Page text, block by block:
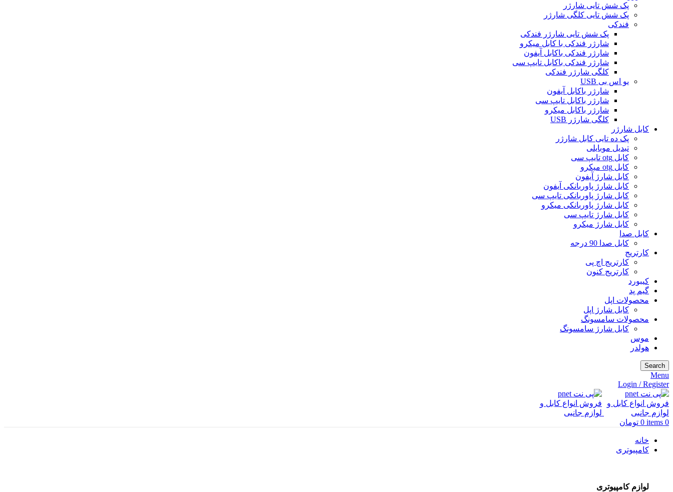
پک شش تایی شارژر
پک شش تایی کلگی شارژر
فندکی
پک شش تایی شارژر فندکی
شارژر فندکی با کابل میکرو
شارژر فندکی باکابل آیفون
شارژر فندکی باکابل تایپ سی
کلگی شارژر فندکی
یو اس بی USB
شارژر باکابل آیفون
شارژر باکابل تایپ سی
شارژر باکابل میکرو
کلگی شارژر USB
کابل شارژر
پک ده تایی کابل شارژر
تبدیل موبایلی
کابل otg تایپ سی
کابل otg میکرو
کابل شارژ آیفون
کابل شارژ پاوربانکی آیفون
کابل شارژ پاوربانکی تایپ سی
کابل شارژ پاوربانکی میکرو
کابل شارژ تایپ سی
کابل شارژ میکرو
کابل صدا
کابل صدا 90 درجه
کارتریج
کارتریج اچ پی
کارتریج کنون
کیبورد
گیم پد
محصولات اپل
کابل شارژ اپل
محصولات سامسونگ
کابل شارژ سامسونگ
موس
هولدر
Search
Menu
Login / Register
0
items
0 تومان
خانه
کامپیوتری
لوازم کامپیوتری